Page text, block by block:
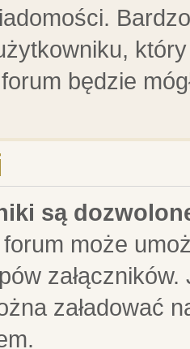
będzie
są
może
załadować